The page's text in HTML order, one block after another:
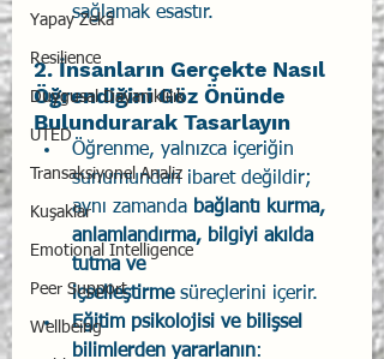
Yapay Zekâ
Resilience
Duygusal Dayanıklılık
UTED
Transaksiyonel Analiz
Kuşaklar
Emotional Intelligence
Peer Support
Wellbeing
sağlamak esastır.
2. İnsanların Gerçekte Nasıl
Öğrendiğini Göz Önünde
Bulundurarak Tasarlayın
Öğrenme, yalnızca içeriğin
sunumundan ibaret değildir;
aynı zamanda bağlantı kurma,
anlamlandırma, bilgiyi akılda
tutma ve
içselleştirme süreçlerini içerir.
Eğitim psikolojisi ve bilişsel
bilimlerden yararlanın: